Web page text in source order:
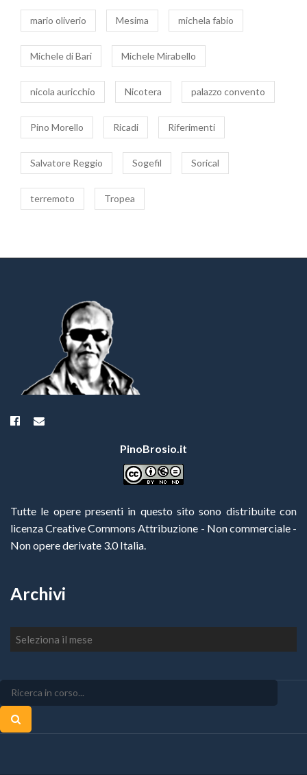
mario oliverio Mesima michela fabio
Michele di Bari Michele Mirabello
nicola auricchio Nicotera palazzo convento
Pino Morello Ricadi Riferimenti
Salvatore Reggio Sogefil Sorical
terremoto Tropea
PinoBrosio.it
Tutte le opere presenti in questo sito sono distribuite con
licenza Creative Commons Attribuzione - Non commerciale -
Non opere derivate 3.0 Italia
Archivi
Archivi